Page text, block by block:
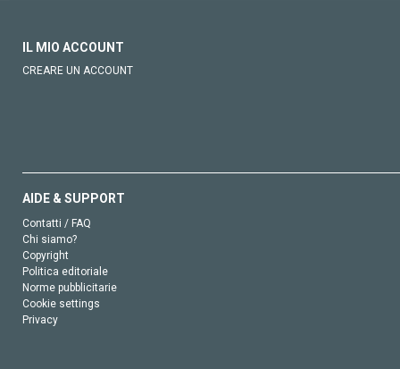
IL MIO ACCOUNT
CREARE UN ACCOUNT
AIDE & SUPPORT
Contatti / FAQ
Chi siamo?
Copyright
Politica editoriale
Norme pubblicitarie
Cookie settings
Privacy